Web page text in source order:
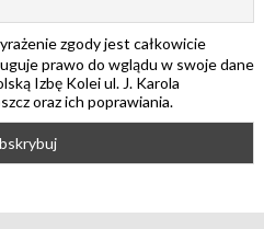
zgody jest całkowicie
prawo do wglądu w swoje dane
Izbę Kolei ul. J. Karola
oraz ich poprawiania.